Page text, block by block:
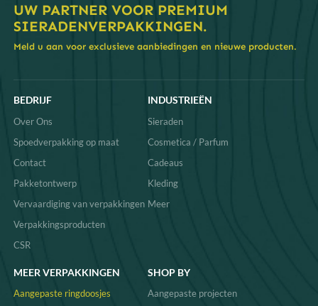
UW PARTNER VOOR PREMIUM
SIERADENVERPAKKINGEN.
Meld u aan voor exclusieve aanbiedingen en nieuwe producten.
BEDRIJF
Over Ons
Spoedverpakking op maat
Contact
Pakketontwerp
Vervaardiging van verpakkingen
Verpakkingsproducten
CSR
INDUSTRIEËN
Sieraden
Cosmetica / Parfum
Cadeaus
Kleding
Meer
MEER VERPAKKINGEN
Aangepaste ringdoosjes
SHOP BY
Aangepaste projecten